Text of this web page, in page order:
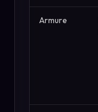
Armure